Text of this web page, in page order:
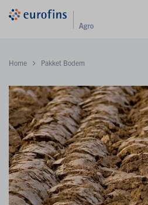
Home Pakket Bodem